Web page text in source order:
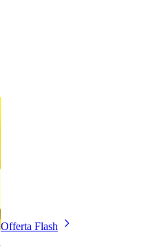
Offerta Flash